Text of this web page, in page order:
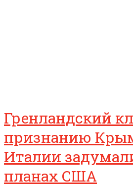
Гренландский
признанию
Италии
планах США